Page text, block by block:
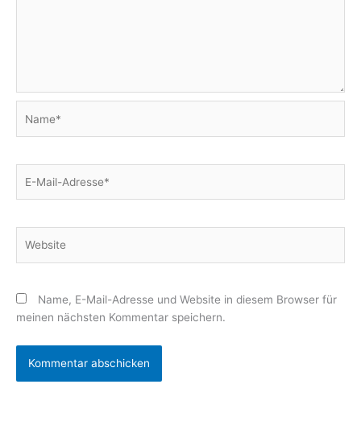
Mail-
Name, E-Mail-Adresse und Website in diesem Browser für
meinen nächsten Kommentar speichern.